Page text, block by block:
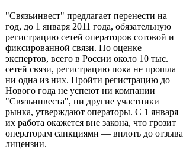
"Связьинвест" предлагает перенести на
год, до 1 января 2011 года, обязательную
регистрацию сетей операторов сотовой и
фиксированной связи. По оценке
экспертов, всего в России около 10 тыс.
сетей связи, регистрацию пока не прошла
ни одна из них. Пройти регистрацию до
Нового года не успеют ни компании
"Связьинвеста", ни другие участники
рынка, утверждают операторы. С 1 января
их работа окажется вне закона, что грозит
операторам санкциями — вплоть до отзыва
лицензии.